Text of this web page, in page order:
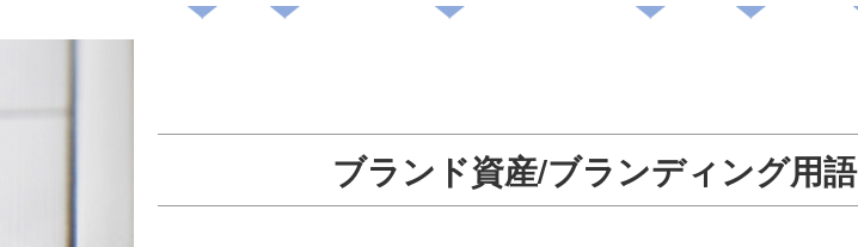
ブランド資産/ブランディング用語